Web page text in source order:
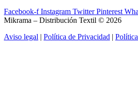
Facebook-f Instagram Twitter Pinterest
Mikrama – Distribución Textil © 2026
Aviso legal | Política de Privacidad |